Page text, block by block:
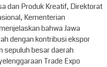
dan Produk Kreatif, Direktorat
Kementerian
bahwa Jawa
dengan kontribusi ekspor
sepuluh besar daerah
Trade Expo